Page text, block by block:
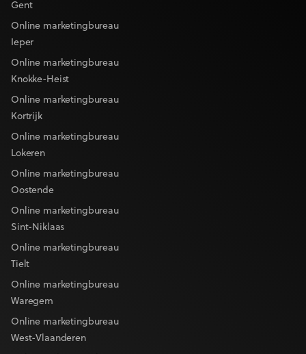
Gent
Online marketingbureau
Ieper
Online marketingbureau
Knokke-Heist
Online marketingbureau
Kortrijk
Online marketingbureau
Lokeren
Online marketingbureau
Oostende
Online marketingbureau
Sint-Niklaas
Online marketingbureau
Tielt
Online marketingbureau
Waregem
Online marketingbureau
West-Vlaanderen